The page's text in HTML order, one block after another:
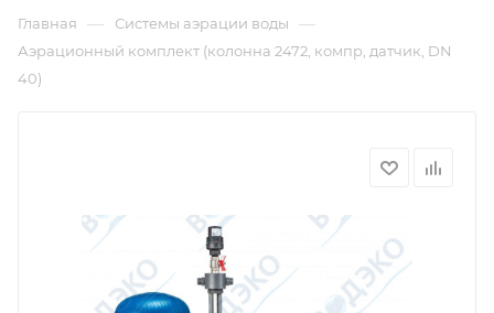
Главная — Системы аэрации воды —
Аэрационный комплект (колонна 2472, компр, датчик, DN
40)